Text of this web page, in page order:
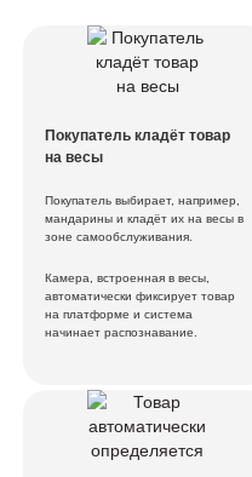
Покупатель кладёт товар
на весы
Покупатель выбирает, например,
мандарины и кладёт их на весы в
зоне самообслуживания.
Камера, встроенная в весы,
автоматически фиксирует товар
на платформе и система
начинает распознавание.